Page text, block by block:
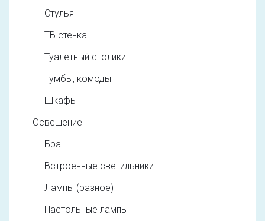
Стулья
ТВ стенка
Туалетный столики
Тумбы, комоды
Шкафы
Освещение
Бра
Встроенные светильники
Лампы (разное)
Настольные лампы